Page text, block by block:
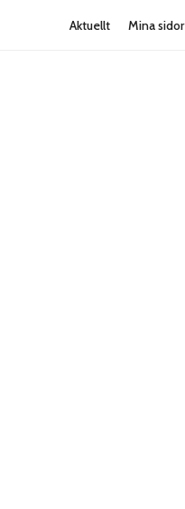
Aktuellt Mina sidor